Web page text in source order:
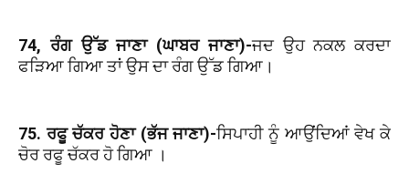
74, ਰੰਗ ਉੱਡ ਜਾਣਾ (ਘਾਬਰ ਜਾਣਾ)-ਜਦ ਉਹ ਨਕਲ ਕਰਦਾ
ਫੜਿਆ ਗਿਆ ਤਾਂ ਉਸ ਦਾ ਰੰਗ ਉੱਡ ਗਿਆ।
75. ਰਫੂ ਚੱਕਰ ਹੋਣਾ (ਭੱਜ ਜਾਣਾ)-ਸਿਪਾਹੀ ਨੂੰ ਆਉਂਦਿਆਂ ਵੇਖ ਕੇ
ਚੋਰ ਰਫੂ ਚੱਕਰ ਹੋ ਗਿਆ ।